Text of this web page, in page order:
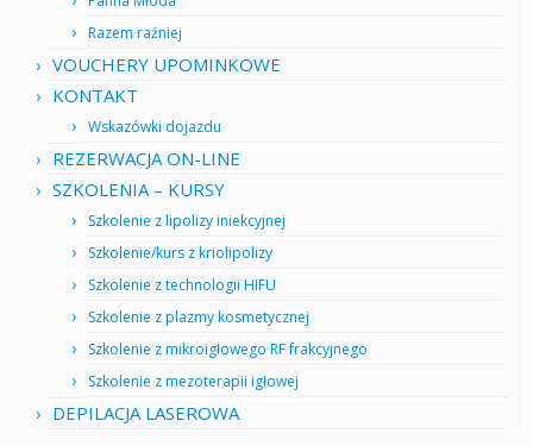
Razem raźniej
VOUCHERY UPOMINKOWE
KONTAKT
Wskazówki dojazdu
REZERWACJA ON-LINE
SZKOLENIA – KURSY
Szkolenie z lipolizy iniekcyjnej
Szkolenie/kurs z kriolipolizy
Szkolenie z technologii HIFU
Szkolenie z plazmy kosmetycznej
Szkolenie z mikroigłowego RF frakcyjnego
Szkolenie z mezoterapii igłowej
DEPILACJA LASEROWA